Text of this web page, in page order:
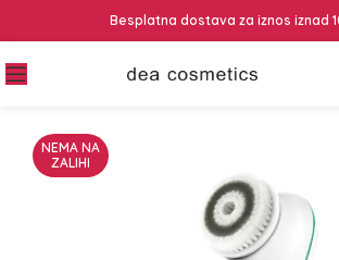
Besplatna dostava za iznos iznad
NEMA NA
ZALIHI